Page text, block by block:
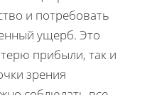
и потребовать
ущерб. Это
прибыли, так и
зрения